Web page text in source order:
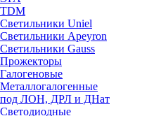
TDM
Светильники Uniel
Светильники Apeyron
Светильники Gauss
Прожекторы
Галогеновые
Металлогалогенные
под ЛОН, ДРЛ и ДНат
Светодиодные